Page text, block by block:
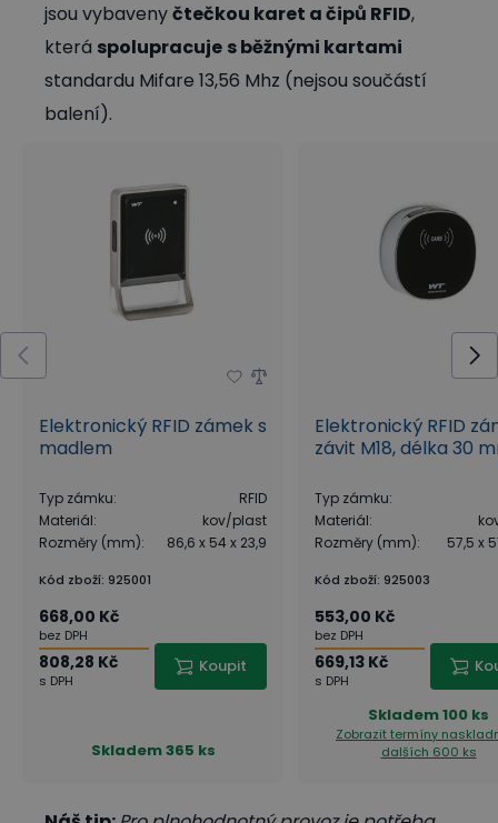
jsou vybavenyčtečkou karet a čipů RFID,
která spolupracuje s běžnými kartami
standardu Mifare 13,56 Mhz (nejsou součástí
balení).
Elektronický RFID zámek s
madlem
Typ zámku:
RFID
Materiál:
kov/plast
Rozměry (mm): 86,6 x 54 x 23,9
Kód zboží: 925001
668,00 Kč
bez DPH
808,28 Kč
s DPH
Koupit
Skladem365 ks
Elektronický RFID
závit M18, délka 30
Typ zámku:
Materiál:
Rozměry (mm): 57,5 x
Kód zboží: 925003
553,00 Kč
bez DPH
669,13 Kč
s DPH
Skladem100 ks
Zobrazit termíny
dalších 600 ks